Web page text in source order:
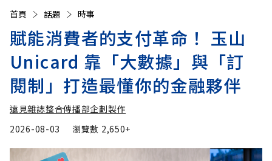
首頁 話題 時事
賦能消費者的支付革命！ 玉山
Unicard 靠「大數據」與「訂
閱制」打造最懂你的金融夥伴
遠見雜誌整合傳播部企劃製作
2026-08-03
瀏覽數 2,650+